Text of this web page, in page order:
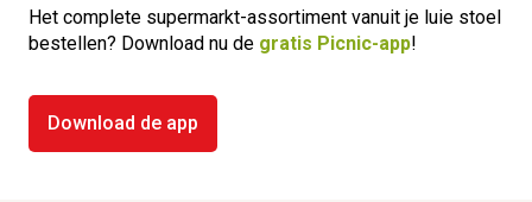
Het complete supermarkt-assortiment vanuit je luie stoel
bestellen? Download nu de gratis Picnic-app!
Download de app